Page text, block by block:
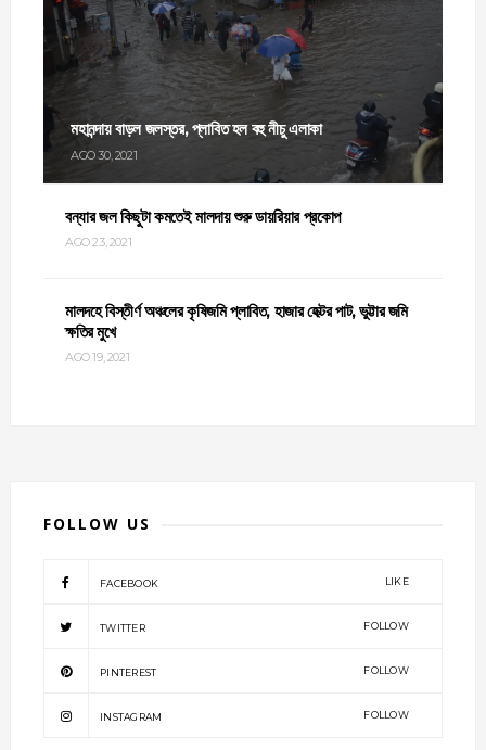
মহানন্দায় বাড়ল জলস্তর, প্লাবিত হল বহু নীচু এলাকা
AGO 30, 2021
বন্যার জল কিছুটা কমতেই মালদায় শুরু ডায়রিয়ার প্রকোপ
AGO 23, 2021
মালদহে বিস্তীর্ণ অঞ্চলের কৃষিজমি প্লাবিত, হাজার হেক্টর পাট, ভুট্টার জমি
ক্ষতির মুখে
AGO 19, 2021
FOLLOW US
FACEBOOK LIKE
TWITTER FOLLOW
PINTEREST FOLLOW
INSTAGRAM FOLLOW